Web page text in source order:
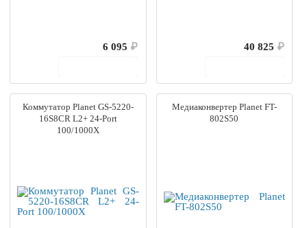
6 095 ₽
40 825 ₽
Коммутатор Planet GS-5220-
16S8CR L2+ 24-Port
100/1000X
Медиаконвертер Planet FT-
802S50